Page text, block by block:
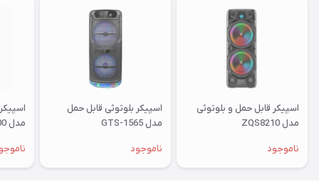
اسپیکر قابل حمل و بلوتوثی
مدل ZQS8210
ناموجود
اسپیکر بلوتوثی قابل حمل
مدل GTS-1565
ناموجود
مدل KTS-1600